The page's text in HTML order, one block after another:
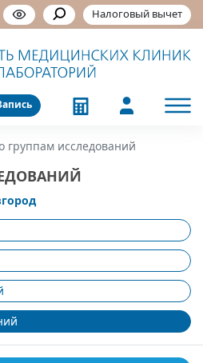
Налоговый вычет
группам исследований